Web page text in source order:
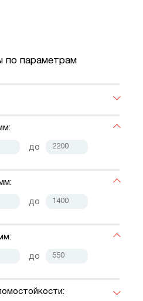
по параметрам
до
до
до